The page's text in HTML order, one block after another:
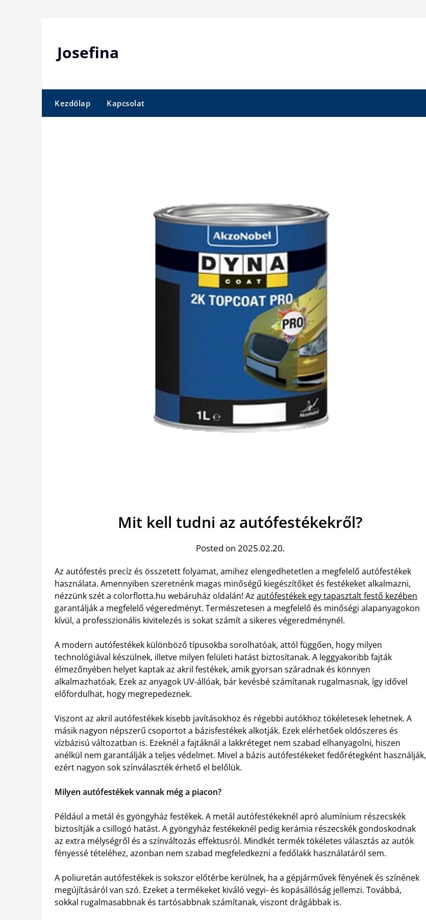
Josefina
Kezdőlap Kapcsolat
Mit kell tudni az autófestékekről?
Posted on 2025.02.20.
Az autófestés precíz és összetett folyamat, amihez elengedhetetlen a megfelelő autófestékek
használata. Amennyiben szeretnénk magas minőségű kiegészítőket és festékeket alkalmazni,
nézzünk szét a colorflotta.hu webáruház oldalán! Az autófestékek egy tapasztalt festő kezében
garantálják a megfelelő végeredményt. Természetesen a megfelelő és minőségi alapanyagokon
kívül, a professzionális kivitelezés is sokat számít a sikeres végeredménynél.
A modern autófestékek különböző típusokba sorolhatóak, attól függően, hogy milyen
technológiával készülnek, illetve milyen felületi hatást biztosítanak. A leggyakoribb fajták
élmezőnyében helyet kaptak az akril festékek, amik gyorsan száradnak és könnyen
alkalmazhatóak. Ezek az anyagok UV-állóak, bár kevésbé számítanak rugalmasnak, így idővel
előfordulhat, hogy megrepedeznek.
Viszont az akril autófestékek kisebb javításokhoz és régebbi autókhoz tökéletesek lehetnek. A
másik nagyon népszerű csoportot a bázisfestékek alkotják. Ezek elérhetőek oldószeres és
vízbázisú változatban is. Ezeknél a fajtáknál a lakkréteget nem szabad elhanyagolni, hiszen
anélkül nem garantálják a teljes védelmet. Mivel a bázis autófestékeket fedőrétegként használják,
ezért nagyon sok színválaszték érhető el belőlük.
Milyen autófestékek vannak még a piacon?
Például a metál és gyöngyház festékek. A metál autófestékeknél apró alumínium részecskék
biztosítják a csillogó hatást. A gyöngyház festékeknél pedig kerámia részecskék gondoskodnak
az extra mélységről és a színváltozás effektusról. Mindkét termék tökéletes választás az autók
fényessé tételéhez, azonban nem szabad megfeledkezni a fedőlakk használatáról sem.
A poliuretán autófestékek is sokszor előtérbe kerülnek, ha a gépjárművek fényének és színének
megújításáról van szó. Ezeket a termékeket kiváló vegyi- és kopásállóság jellemzi. Továbbá,
sokkal rugalmasabbnak és tartósabbnak számítanak, viszont drágábbak is.